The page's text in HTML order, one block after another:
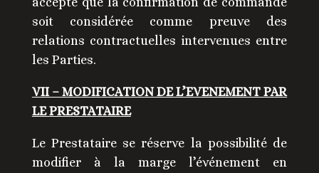
soit considérée comme preuve des
relations contractuelles intervenues entre
les Parties.
VII – MODIFICATION DE L’EVENEMENT PAR
LE PRESTATAIRE
Le Prestataire se réserve la possibilité de
modifier à la marge l’événement en